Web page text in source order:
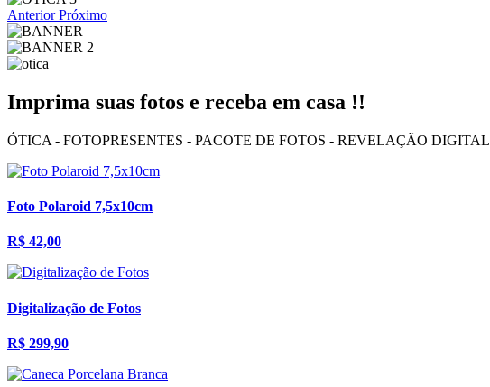
Anterior Próximo
Imprima suas fotos e receba em casa !!
ÓTICA - FOTOPRESENTES - PACOTE DE FOTOS - REVELAÇÃO DIGITAL
Foto Polaroid 7,5x10cm
R$ 42,00
Digitalização de Fotos
R$ 299,90